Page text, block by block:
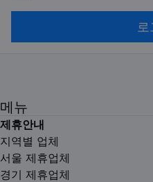
로
메뉴
제휴안내
지역별 업체
서울 제휴업체
경기 제휴업체